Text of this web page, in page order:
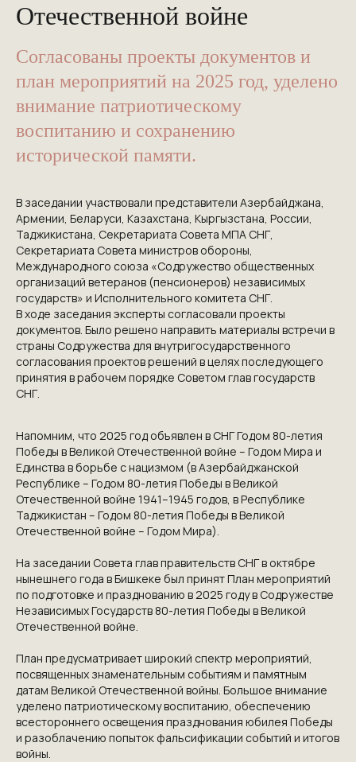
Отечественной войне
Согласованы проекты документов и
план мероприятий на 2025 год, уделено
внимание патриотическому
воспитанию и сохранению
исторической памяти.
В заседании участвовали представители Азербайджана,
Армении, Беларуси, Казахстана, Кыргызстана, России,
Таджикистана, Секретариата Совета МПА СНГ,
Секретариата Совета министров обороны,
Международного союза «Содружество общественных
организаций ветеранов (пенсионеров) независимых
государств» и Исполнительного комитета СНГ.
В ходе заседания эксперты согласовали проекты
документов. Было решено направить материалы встречи в
страны Содружества для внутригосударственного
согласования проектов решений в целях последующего
принятия в рабочем порядке Советом глав государств
СНГ.
Напомним, что 2025 год объявлен в СНГ Годом 80-летия
Победы в Великой Отечественной войне – Годом Мира и
Единства в борьбе с нацизмом (в Азербайджанской
Республике – Годом 80-летия Победы в Великой
Отечественной войне 1941–1945 годов, в Республике
Таджикистан – Годом 80-летия Победы в Великой
Отечественной войне – Годом Мира).
На заседании Совета глав правительств СНГ в октябре
нынешнего года в Бишкеке был принят План мероприятий
по подготовке и празднованию в 2025 году в Содружестве
Независимых Государств 80-летия Победы в Великой
Отечественной войне.
План предусматривает широкий спектр мероприятий,
посвященных знаменательным событиям и памятным
датам Великой Отечественной войны. Большое внимание
уделено патриотическому воспитанию, обеспечению
всестороннего освещения празднования юбилея Победы
и разоблачению попыток фальсификации событий и итогов
войны.
КОНТАКТЫ
ПРИГЛАШАЕМ ВАС
ПРОЕКТЕ
VICTORYDAY80.RU
NGKMOSCOW@YANDEX.RU